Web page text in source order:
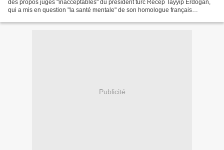
des propos jugés "inacceptables" du président turc Recep Tayyip Erdogan,
qui a mis en question "la santé mentale" de son homologue français
Publicité